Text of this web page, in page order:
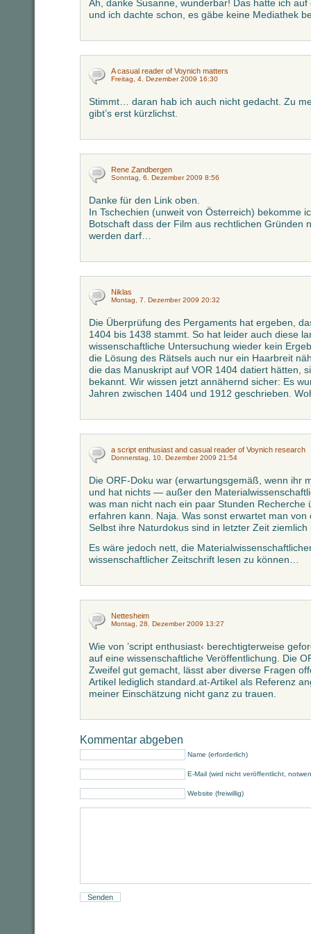
Ah, danke Susanne, wunderbar! Das hatte ich
und ich dachte schon, es gäbe keine Mediathek
A casual reader of Voynich matters
Freitag, 4. Dezember 2009 16:30
Stimmt… daran hab ich auch nicht gedacht. Zu
gibt’s erst kürzlichst.
Rene Zandbergen
Sonntag, 6. Dezember 2009 8:56
Danke für den Link oben.
In Tschechien (unweit von Österreich) bekomme
Botschaft dass der Film aus rechtlichen Gründen
werden darf…
Niklas
Montag, 7. Dezember 2009 20:32
Die Überprüfung des Pergaments hat ergeben,
1404 bis 1438 stammt. So hat leider auch diese
wissenschaftliche Untersuchung wieder kein
die Lösung des Rätsels auch nur ein Haarbreit
die das Manuskript auf VOR 1404 datiert hätten,
bekannt. Wir wissen jetzt annähernd sicher: Es
Jahren zwischen 1404 und 1912 geschrieben.
a script enthusiast and casual reader of Voynich research
Donnerstag, 10. Dezember 2009 21:54
Die ORF-Doku war (erwartungsgemäß, wenn ihr
und hat nichts — außer den
was man nicht nach ein paar Stunden Recherche
erfahren kann. Naja. Was sonst erwartet man
Selbst ihre Naturdokus sind in letzter Zeit ziemlich
Es wäre jedoch nett, die
wissenschaftlicher Zeitschrift lesen zu können…
Nettesheim
Montag, 28. Dezember 2009 13:27
Wie von ’script enthusiast‹ berechtigterweise
auf eine wissenschaftliche Veröffentlichung. Die
Zweifel gut gemacht, lässt aber diverse Fragen
Artikel lediglich standard.at-Artikel als Referenz
meiner Einschätzung nicht ganz zu trauen.
Kommentar abgeben
Name (erforderlich)
E-Mail (wird nicht veröffentlicht,
Website (freiwillig)